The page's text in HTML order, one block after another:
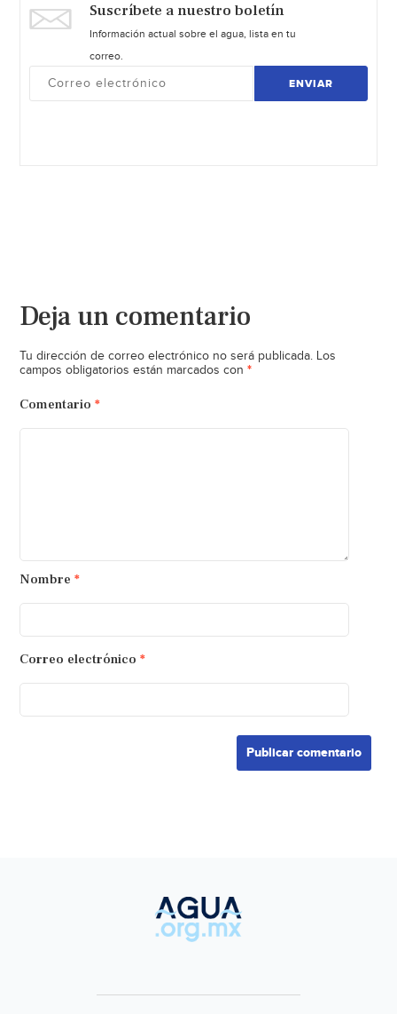
Suscríbete a nuestro boletín
Información actual sobre el agua, lista en tu
correo.
ENVIAR
Deja un comentario
Tu dirección de correo electrónico no será publicada. Los
campos obligatorios están marcados con *
Comentario *
Nombre *
Correo electrónico *